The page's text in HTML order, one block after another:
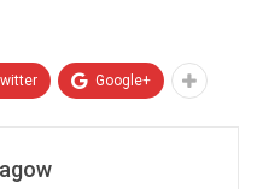
Google+